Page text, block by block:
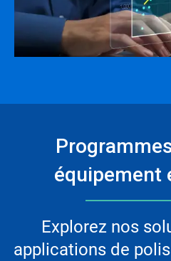
équipement
Explorez nos
applications de